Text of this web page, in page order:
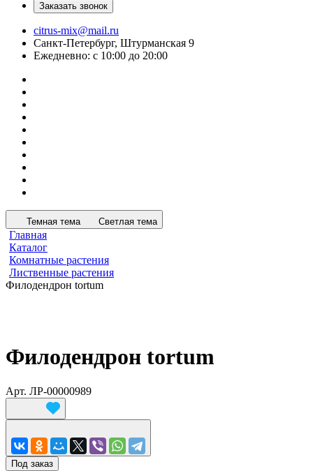
Заказать звонок
citrus-mix@mail.ru
Санкт-Петербург, Штурманская 9
Ежедневно: с 10:00 до 20:00
Темная тема Светлая тема
Главная
Каталог
Комнатные растения
Лиственные растения
Филодендрон tortum
Филодендрон tortum
Арт. ЛР-00000989
Под заказ